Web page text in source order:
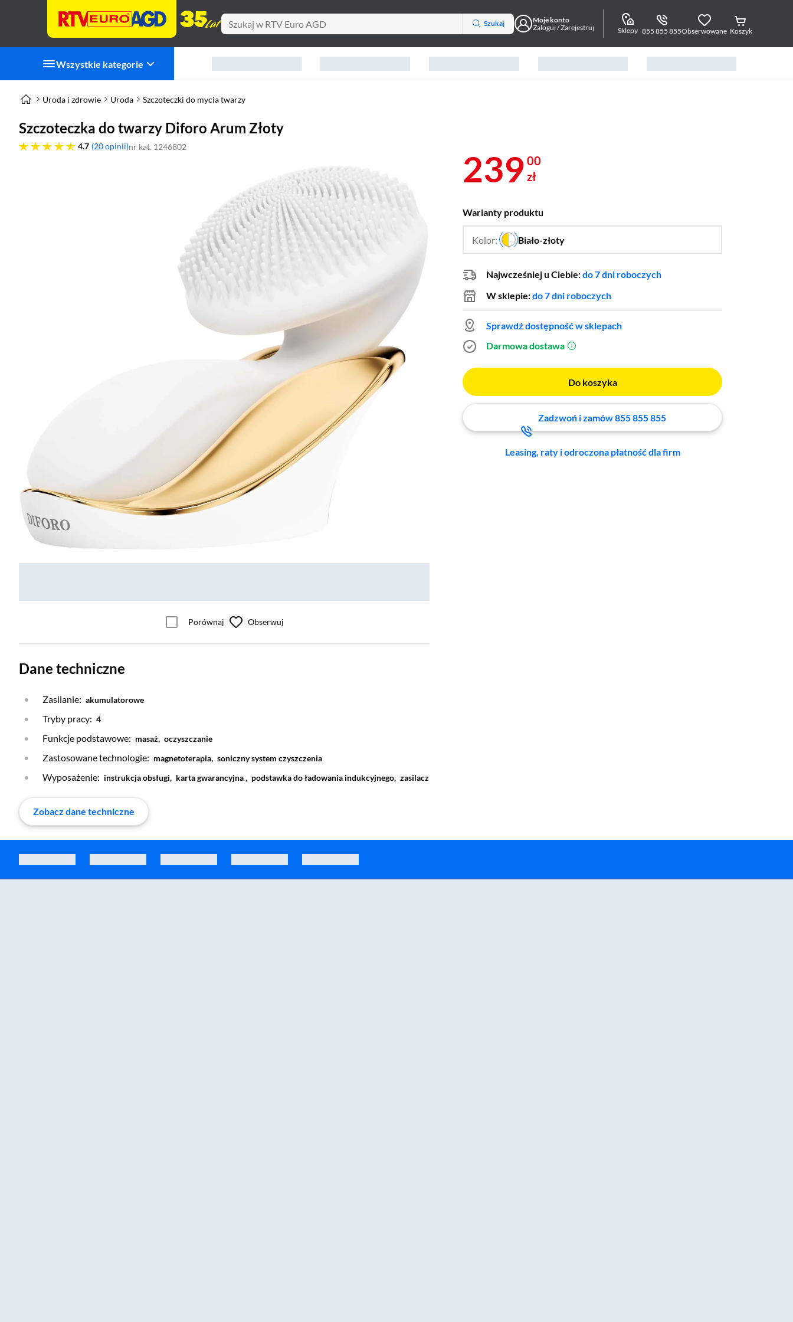
Szukaj
Moje konto
Zaloguj / Zarejestruj
Sklepy 855 855 855Obserwowane Koszyk
Wszystkie kategorie
Uroda i zdrowie Uroda Szczoteczki do mycia twarzy
Szczoteczka do twarzy Diforo Arum Złoty
4.7
4.7 gwiazdek 20 opinii nr kat. 1246802
Porównaj Obserwuj
239 00
zł
Warianty produktu
Kolor: Biało-złoty
…
Najwcześniej u Ciebie:do 7 dni roboczych
W sklepie:do 7 dni roboczych
Sprawdź dostępność w sklepach
Darmowa dostawa (otworzy się w nowym oknie)
Do koszyka
Zadzwoń i zamów 855 855 855
Leasing, raty i odroczona płatność dla firm
Dane techniczne
Zasilanie: akumulatorowe
Tryby pracy: 4
Funkcje podstawowe: masaż, oczyszczanie
Zastosowane technologie: magnetoterapia, soniczny system czyszczenia
Wyposażenie: instrukcja obsługi, karta gwarancyjna , podstawka do ładowania indukcyjnego, zasilacz
Zobacz dane techniczne